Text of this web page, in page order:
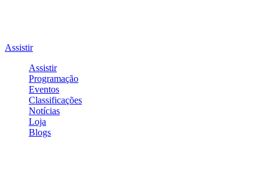
Assistir
Assistir
Programação
Eventos
Classificações
Notícias
Loja
Blogs